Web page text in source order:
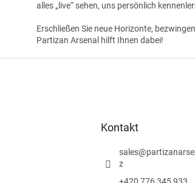
alles „live“ sehen, uns persönlich
Erschließen Sie neue Horizonte,
Partizan Arsenal hilft Ihnen dabei!
Kontakt
sales@
z